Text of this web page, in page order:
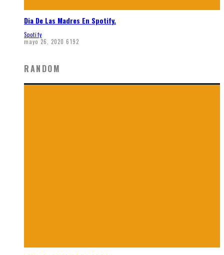
Dia De Las Madres En Spotify.
Spotify
mayo 26, 2020 6192
RANDOM